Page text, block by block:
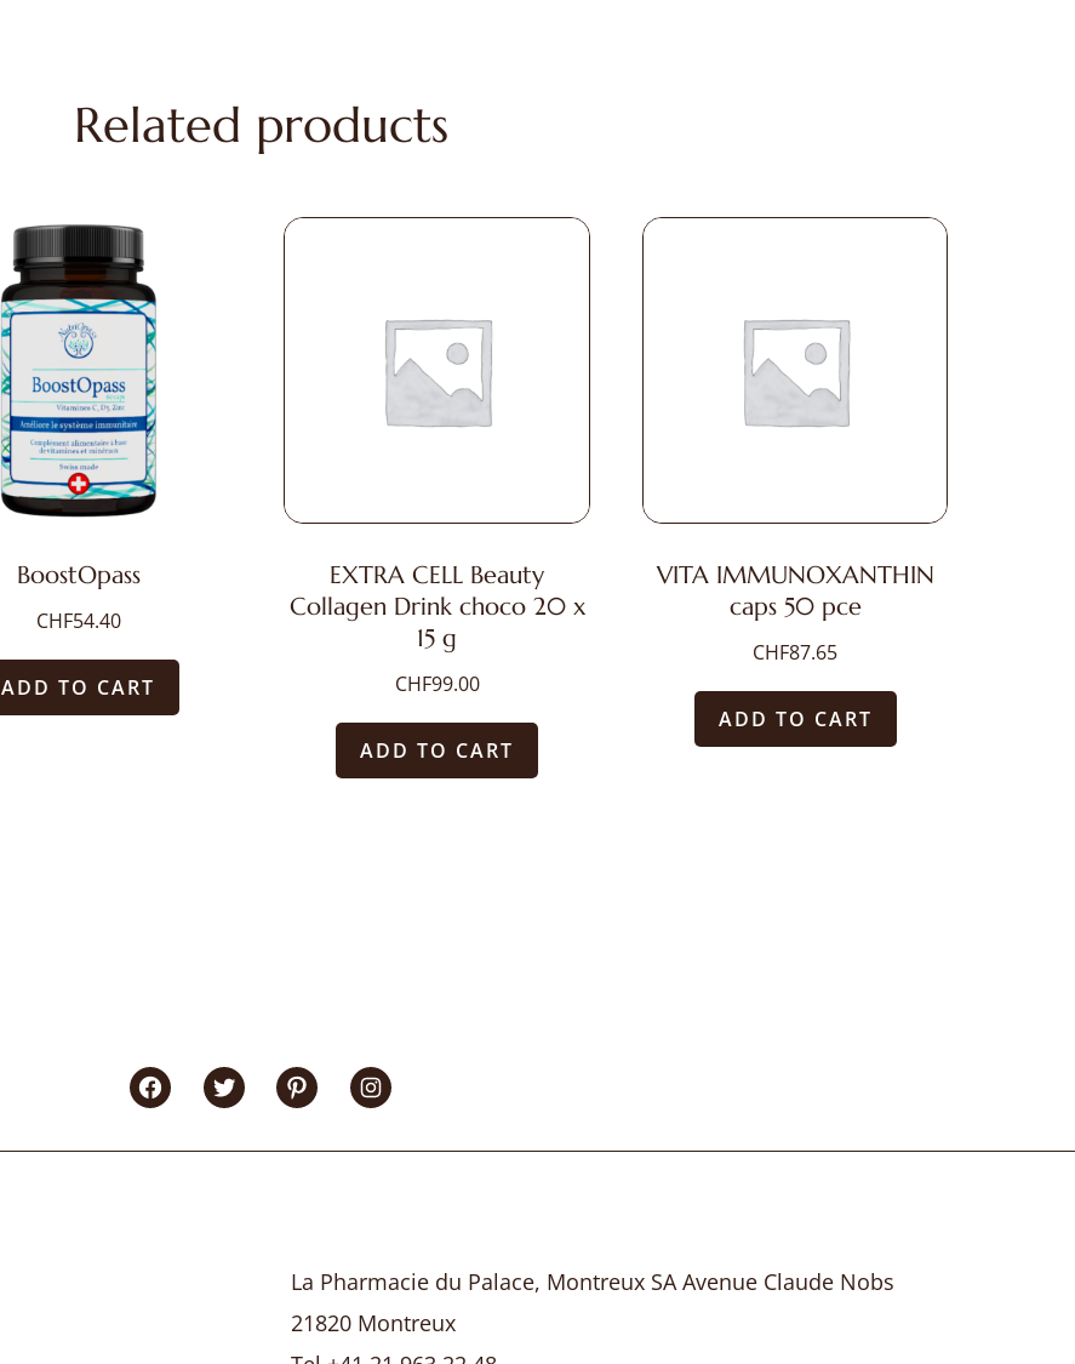
Related products
BoostOpass
CHF54.40
ADD TO CART
EXTRA CELL Beauty
Collagen Drink choco 20 x
15 g
CHF99.00
ADD TO CART
VITA IMMUNOXANTHIN
caps 50 pce
CHF87.65
ADD TO CART
FacebookTwitter PinterestInstagram
La Pharmacie du Palace, Montreux SA Avenue Claude Nobs
21820 Montreux